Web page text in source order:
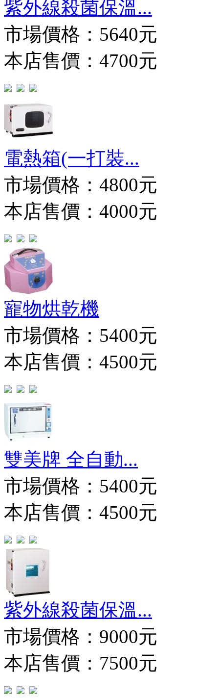
紫外線殺菌保溫...
市場價格： 5640元
本店售價：4700元
電熱箱(一打裝...
市場價格： 4800元
本店售價：4000元
寵物烘乾機
市場價格： 5400元
本店售價：4500元
雙美牌 全自動...
市場價格： 5400元
本店售價：4500元
紫外線殺菌保溫...
市場價格： 9000元
本店售價：7500元